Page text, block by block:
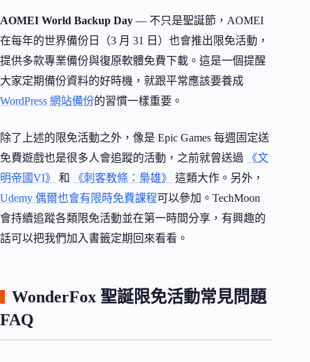
AOMEI World Backup Day — 不只是聖誕節，AOMEI
在每年的世界備份日（3 月 31 日）也會推出限免活動，
提供多款專業備份與復原軟體免費下載。這是一個提醒
大家定期備份資料的好時機，就跟平常應該要養成
WordPress 網站備份的習慣一樣重要。
除了上述的限免活動之外，像是 Epic Games 每週固定送
免費遊戲也是很多人會追蹤的活動，之前就曾送過
《文
明帝國VI》
和 《刺客教條：梟雄》
這類大作。另外，
Udemy 偶爾也會有限時免費課程可以參加。TechMoon
會持續追蹤各類限免活動並在第一時間分享，有興趣的
話可以把我們加入書籤定期回來看看。
WonderFox 聖誕限免活動常見問題
FAQ